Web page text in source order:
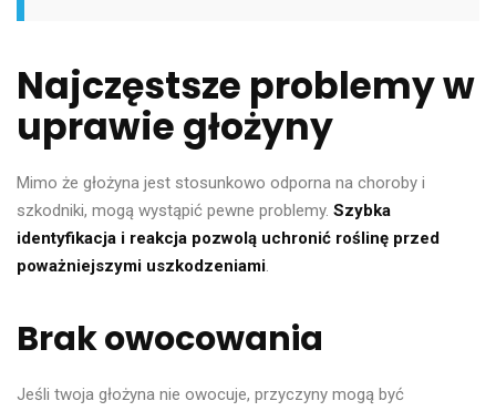
Najczęstsze problemy w
uprawie głożyny
Mimo że głożyna jest stosunkowo odporna na choroby i
szkodniki, mogą wystąpić pewne problemy. Szybka
identyfikacja i reakcja pozwolą uchronić roślinę przed
poważniejszymi uszkodzeniami.
Brak owocowania
Jeśli twoja głożyna nie owocuje, przyczyny mogą być